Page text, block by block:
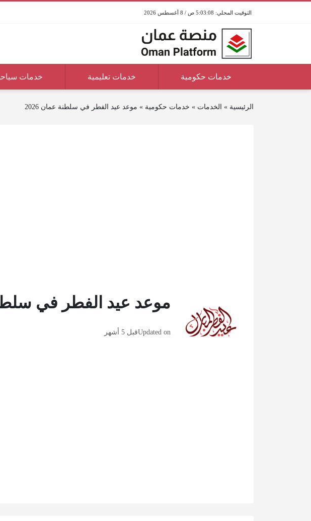
5:03:08 ص / 8 أغسطس 2026
خدمات حكومية خدمات تعليمية خدمات
الرئيسية » الخدمات » خدمات حكومية » موعد عيد الفطر في سلطنة عمان 2026
موعد عيد الفطر في سلطنة
Updated onقبل 5 أشهر